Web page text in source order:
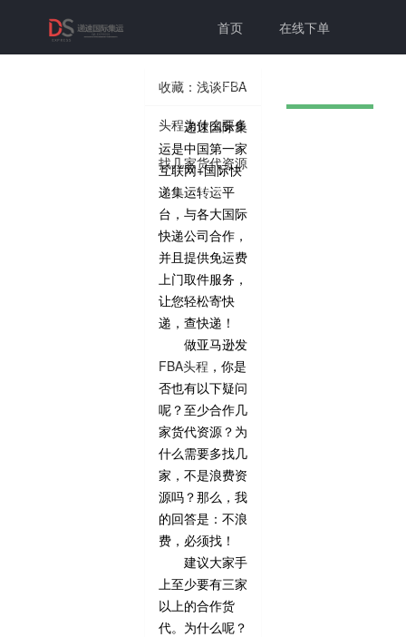
首页 在线下单
联系我们
个人中心
切换为老
版本
收藏：浅谈FBA
头程为什么要多
找几家货代资源
递速国际集
运是中国第一家
互联网+国际快
递集运转运平
台，与各大国际
快递公司合作，
并且提供免运费
上门取件服务，
让您轻松寄快
递，查快递！
做亚马逊发
FBA头程 ，你是
否也有以下疑问
呢？至少合作几
家货代资源？为
什么需要多找几
家，不是浪费资
源吗？那么，我
的回答是：不浪
费，必须找！
建议大家手
上至少要有三家
以上的合作货
代。为什么呢？